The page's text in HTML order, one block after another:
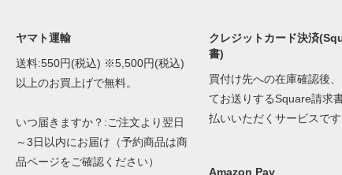
ヤマト運輸
送料:550円(税込) ※5,500円(税込)
以上のお買上げで無料。
いつ届きますか？:ご注文より翌日
～3日以内にお届け（予約商品は商
品ページをご確認ください）
クレジットカード決済
書)
買付け先への在庫確認後
てお送りするSquare請求
払いいただくサービスです
Amazon Pay